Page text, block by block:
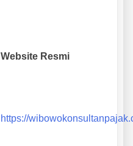
Website Resmi
https://